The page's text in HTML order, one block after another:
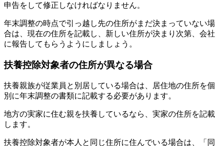
申告をして修正しなければなりません。
年末調整の時点で引っ越し先の住所がまだ決まっていない場
合は、現在の住所を記載し、新しい住所が決まり次第、会社
に報告してもらうようにしましょう。
扶養控除対象者の住所が異なる場合
扶養親族が従業員と別居している場合は、居住地の住所を個
別に年末調整の書類に記載する必要があります。
地方の実家に住む親を扶養しているなら、実家の住所を記載
します。
扶養控除対象者が本人と同じ住所に住んでいる場合は、「同